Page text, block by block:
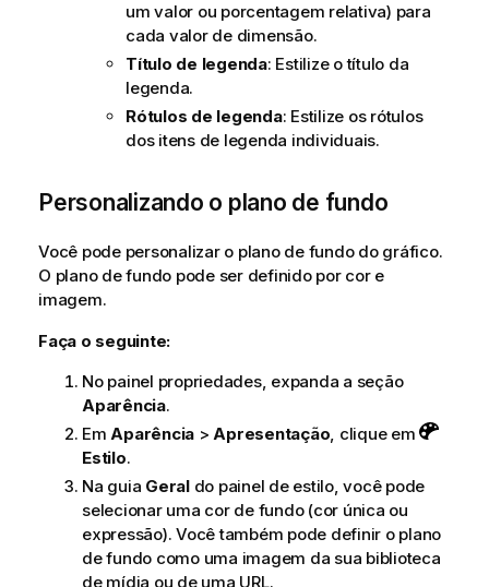
um valor ou porcentagem relativa) para
cada valor de dimensão.
Título de legenda: Estilize o título da
legenda.
Rótulos de legenda: Estilize os rótulos
dos itens de legenda individuais.
Personalizando o plano de fundo
Você pode personalizar o plano de fundo do gráfico.
O plano de fundo pode ser definido por cor e
imagem.
Faça o seguinte:
No painel propriedades, expanda a seção
Aparência.
EmAparência >Apresentação, clique em
Estilo.
Na guia Geraldo painel de estilo, você pode
selecionar uma cor de fundo (cor única ou
expressão). Você também pode definir o plano
de fundo como uma imagem da sua biblioteca
de mídia ou de uma URL.